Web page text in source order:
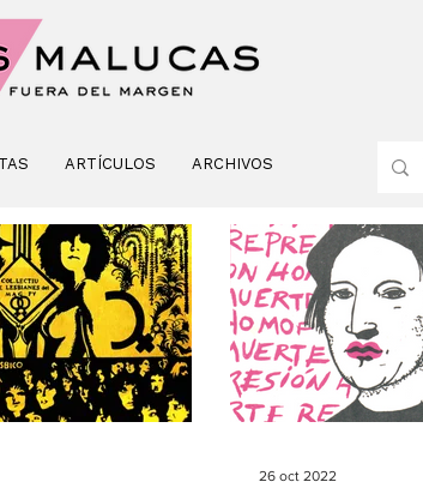
ARTÍCULOS ARCHIVOS
26 oct 2022